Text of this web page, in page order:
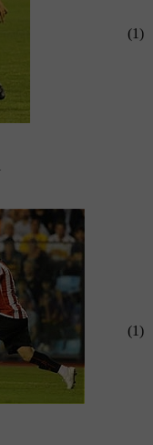
(1)
(1)